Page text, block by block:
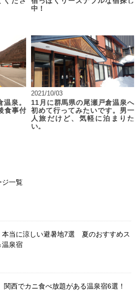
中！
泉。
食事付
2021/10/03
11月に群馬県の尾瀬戸倉温泉へ
初めて行ってみたいです。男一
人旅だけど、気軽に泊まりた
い。
ジ一覧
本当に涼しい避暑地7選 夏のおすすめス
温泉宿
関西でカニ食べ放題がある温泉宿6選！